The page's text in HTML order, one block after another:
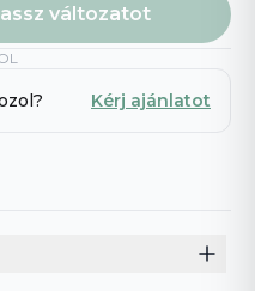
változatot
Kérj ajánlatot